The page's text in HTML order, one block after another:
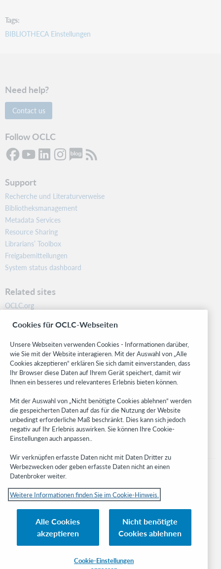
Tags
BIBLIOTHECA Einstellungen
Need help?
Contact us
Follow OCLC
Support
Recherche und Literaturverweise
Bibliotheksmanagement
Metadata Services
Resource Sharing
Librarians’ Toolbox
Freigabemitteilungen
System status dashboard
Related sites
OCLC.org
Community
Research
WebJunction
Developer Network
Stay in the know.
Get the latest product updates, research, events, and much more—
right to your inbox.
Subscribe now
© 2023 OCLC
OCLC, Inc. und verbundenen Unternehmen
Cookie-Hinweis Cookie list and settings
Privacy policy
Cookies für OCLC-Webseiten
Unsere Webseiten verwenden Cookies - Informationen darüber,
wie Sie mit der Website interagieren. Mit der Auswahl von „Alle
Cookies akzeptieren“ erklären Sie sich damit einverstanden, dass
Ihr Browser diese Daten auf Ihrem Gerät speichert, damit wir
Ihnen ein besseres und relevanteres Erlebnis bieten können.
Mit der Auswahl von „Nicht benötigte Cookies ablehnen“ werden
die gespeicherten Daten auf das für die Nutzung der Website
unbedingt erforderliche Maß beschränkt. Dies kann sich jedoch
negativ auf Ihr Erlebnis auswirken. Sie können Ihre Cookie-
Einstellungen auch anpassen..
Wir verknüpfen erfasste Daten nicht mit Daten Dritter zu
Werbezwecken oder geben erfasste Daten nicht an einen
Datenbroker weiter.
Weitere Informationen finden Sie im Cookie-Hinweis.
Alle Cookies
akzeptieren
Nicht benötigte
Cookies ablehnen
Cookie-Einstellungen